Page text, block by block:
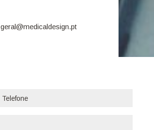
geral@medicaldesign.pt